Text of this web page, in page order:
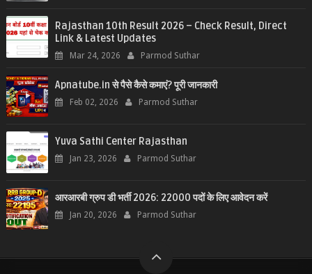
Rajasthan 10th Result 2026 – Check Result, Direct
Link & Latest Updates
Mar 24, 2026 Parmod Suthar
Apnatube.in से पैसे कैसे कमाएं? पूरी जानकारी
Feb 02, 2026 Parmod Suthar
Yuva Sathi Center Rajasthan
Jan 23, 2026 Parmod Suthar
आरआरबी ग्रुप डी भर्ती 2026: 22000 पदों के लिए आवेदन करें
Jan 20, 2026 Parmod Suthar